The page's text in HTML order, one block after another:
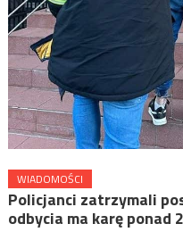
WIADOMOŚCI
Policjanci zatrzymali
odbycia ma karę